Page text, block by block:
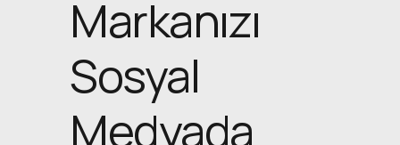
Markanızı
Sosyal
Medyada